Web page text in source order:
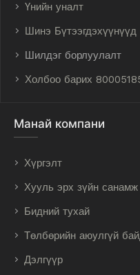
Үнийн уналт
Шинэ Бүтээгдэхүүнүүд
Шилдэг борлуулалт
Холбоо барих
Манай компани
Хүргэлт
Хууль эрх зүйн санамж
Бидний тухай
Төлбөрийн аюулгүй
Дэлгүүр